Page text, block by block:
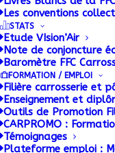
Les conventions
STATS
Etude VIsion’Air
Note de conjoncture
Baromètre FFC
FORMATION / EMPLOI
Filière carrosserie et
Enseignement et
Outils de Promotion
CARPROMO :
Témoignages
Plateforme emploi :